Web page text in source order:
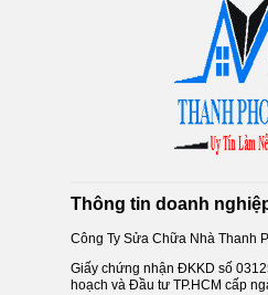
Thông tin doanh
Công Ty Sửa Chữa Nhà Thanh
Giấy chứng nhận ĐKKD số
hoạch và Đầu tư TP.HCM cấp